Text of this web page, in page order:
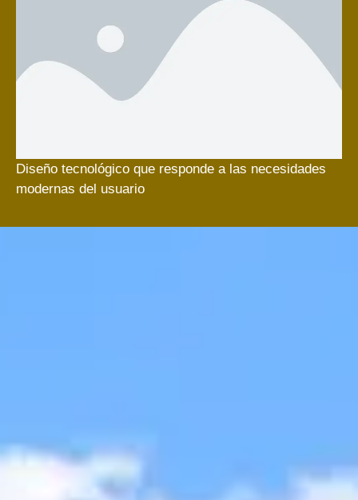
Diseño tecnológico que responde a las necesidades
modernas del usuario